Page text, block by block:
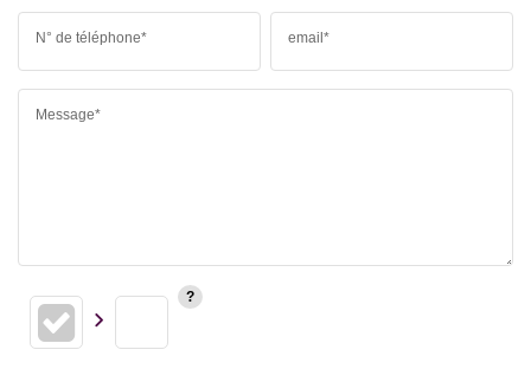
N° de téléphone* email*
Message*